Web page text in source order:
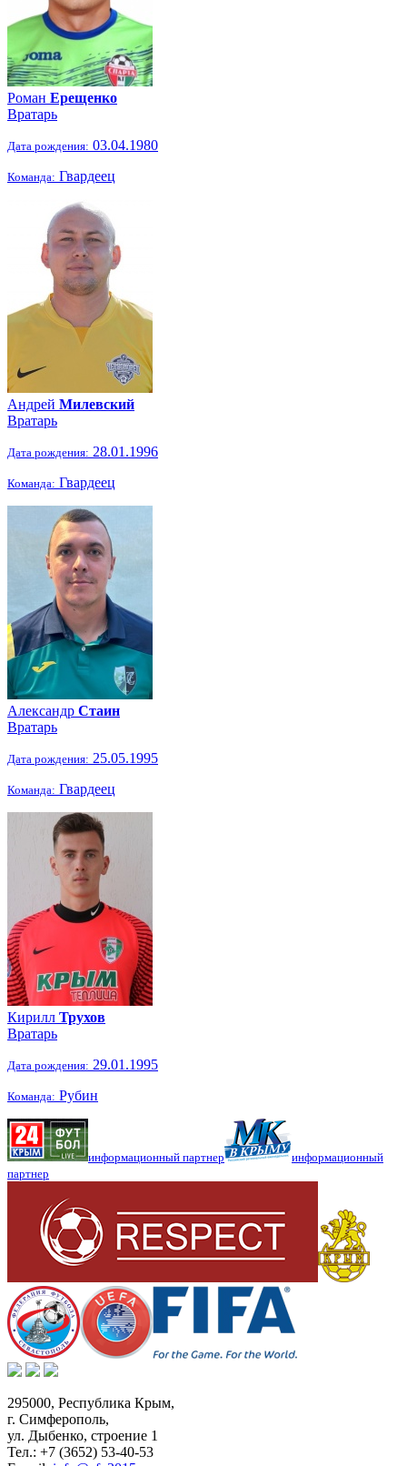
Роман Ерещенко
Вратарь
Дата рождения: 03.04.1980
Команда: Гвардеец
Андрей Милевский
Вратарь
Дата рождения: 28.01.1996
Команда: Гвардеец
Александр Стаин
Вратарь
Дата рождения: 25.05.1995
Команда: Гвардеец
Кирилл Трухов
Вратарь
Дата рождения: 29.01.1995
Команда: Рубин
информационный партнер
информационный
партнер
295000, Республика Крым,
г. Симферополь,
ул. Дыбенко, строение 1
Тел.: +7 (3652) 53-40-53